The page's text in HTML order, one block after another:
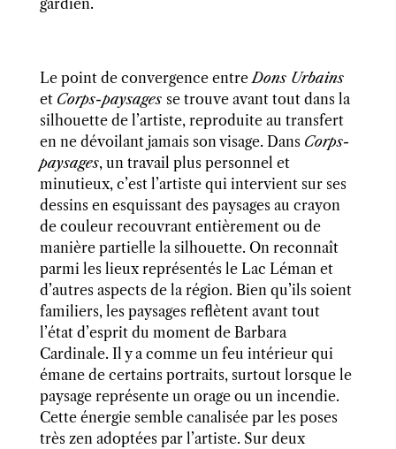
gardien.
Le point de convergence entreDons Urbains
et Corps-paysages se trouveavant tout dans la
silhouette de l’artiste, reproduiteau transfert
en ne dévoilant jamais sonvisage. Dans Corps-
paysages, un travail plus personnel et
minutieux, c’est l’artiste qui intervient sur ses
dessins en esquissant des paysages au crayon
de couleur recouvrant entièrement ou de
manière partielle la silhouette. On reconnaît
parmi les lieux représentés le Lac Léman et
d’autres aspects de la région. Bien qu’ils soient
familiers, les paysages reflètent avant tout
l’état d’esprit du moment de Barbara
Cardinale. Il y a comme un feu intérieur qui
émane de certains portraits, surtout lorsque le
paysage représente un orage ou un incendie.
Cette énergie semble canalisée par les poses
très zen adoptées par l’artiste. Sur deux